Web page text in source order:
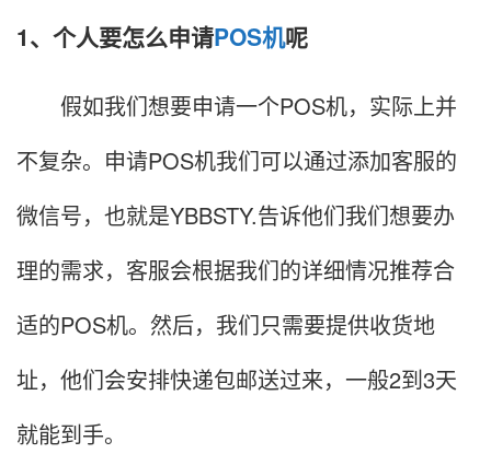
1、个人要怎么申请POS机呢
假如我们想要申请一个POS机，实际上并
不复杂。申请POS机我们可以通过添加客服的
微信号，也就是YBBSTY.告诉他们我们想要办
理的需求，客服会根据我们的详细情况推荐合
适的POS机。然后，我们只需要提供收货地
址，他们会安排快递包邮送过来，一般2到3天
就能到手。